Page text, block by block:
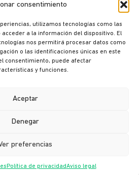
consentimiento
utilizamos tecnologías como las
a la información del dispositivo. El
nos permitirá procesar datos como
o las identificaciones únicas en este
consentimiento, puede afectar
y funciones.
Aceptar
Denegar
preferencias
Política de privacidadAviso legal
de Privacidad
México
Colombia
México
Canal ético